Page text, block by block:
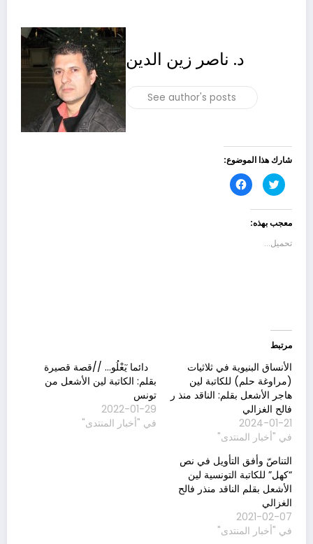
د. ناصر زين الدين
See author's posts
شارك هذا الموضوع:
اضغط
للمشاركة
تويتر
في
انقر
للمشاركة
معجب بهذه:
تحميل...
مرتبط
الأنساق البنيوية في ثلاثيات
(مراوغة حلم) للكاتبة لين
هاجر الأشعل بقلم: الناقد منذ ر
فالح الغزالي
2024-01-21
في "أخبار المنتدى"
دائما يٓعْلُو… //قصة قصيرة
بقلم: الكاتبة لين الأشعل من
تونس
2022-01-29
في "أخبار المنتدى"
التناصّ وأفق التأويل في نص
“كهل” للكاتبة التونسية لين
الأشعل بقلم الناقد منذر فالح
الغزالي
2021-02-07
في "أخبار المنتدى"